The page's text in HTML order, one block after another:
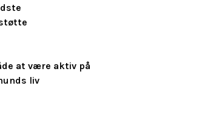
at være aktiv på
liv